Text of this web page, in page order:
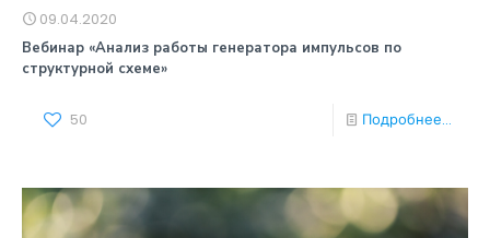
09.04.2020
Вебинар «Анализ работы генератора импульсов по
структурной схеме»
50 Подробнее...